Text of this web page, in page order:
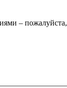
– пожалуйста,